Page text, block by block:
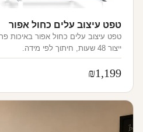
טפט עיצוב עלים כחול אפור
טפט עיצוב עלים כחול אפור באיכות
ייצור 48 שעות, חיתוך לפי מידה.
₪1,199